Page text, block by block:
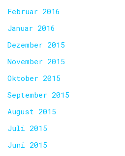
Februar 2016
Januar 2016
Dezember 2015
November 2015
Oktober 2015
September 2015
August 2015
Juli 2015
Juni 2015